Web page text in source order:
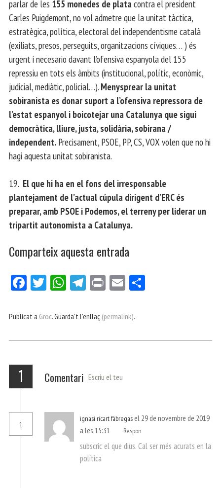
parlar de les 155 monedes de plata contra el president
Carles Puigdemont, no vol admetre que la unitat tàctica,
estratègica, política, electoral del independentisme català
(exiliats, presos, perseguits, organitzacions cíviques… ) és
urgent i necesario davant l’ofensiva espanyola del 155
repressiu en tots els àmbits (institucional, polític, econòmic,
judicial, mediàtic, policial…). Menysprear la unitat
sobiranista es donar suport a l’ofensiva repressora de
l’estat espanyol i boicotejar una Catalunya que sigui
democràtica, lliure, justa, solidària, sobirana /
independent. Precisament, PSOE, PP, CS, VOX volen que no hi
hagi aquesta unitat sobiranista.
19. El que hi ha en el fons del irresponsable
plantejament de l’actual cúpula dirigent d’ERC és
preparar, amb PSOE i Podemos, el terreny per liderar un
tripartit autonomista a Catalunya.
Comparteix aquesta entrada
Fa
bo
Tw
er
W
ts
p
Te
gr
m
Pri E
ail
ei
Publicat a Groc. Guarda't l'enllaç (permalink).
1 Comentari Escriu el teu
1
ignasi ricart fàbregas el 29 de novembre de 2019
a les 15:31
Respon
subscric el que dius. Cal ser més acurats en la
política